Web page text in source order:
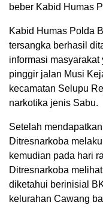
beber Kabid Humas
Kabid Humas Polda
tersangka berhasil
informasi
pinggir jalan Musi
kecamatan Selupu
narkotika jenis Sabu.
Setelah
Ditresnarkoba
kemudian pada hari
Ditresnarkoba
diketahui berinisial
kelurahan Cawang